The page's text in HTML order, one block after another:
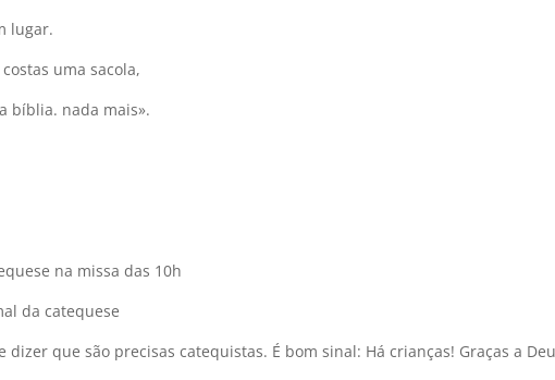
lugar.
uma sacola,
bíblia. nada mais».
na missa das 10h
da catequese
que são precisas catequistas. É bom sinal: Há crianças! Graças a